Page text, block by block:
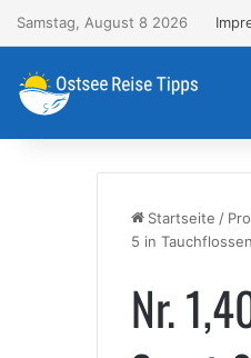
Samstag, August 8 2026
Startseite /
5 in Tauchflossen
Nr.